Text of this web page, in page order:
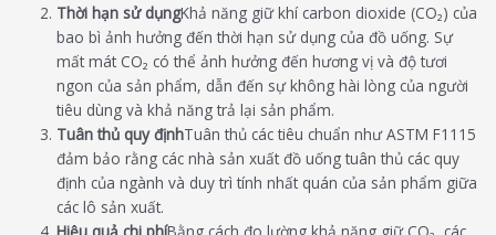
Thời hạn sử dụngKhả năng giữ khí carbon dioxide (CO₂) của
bao bì ảnh hưởng đến thời hạn sử dụng của đồ uống. Sự
mất mát CO₂ có thể ảnh hưởng đến hương vị và độ tươi
ngon của sản phẩm, dẫn đến sự không hài lòng của người
tiêu dùng và khả năng trả lại sản phẩm.
Tuân thủ quy địnhTuân thủ các tiêu chuẩn như ASTM F1115
đảm bảo rằng các nhà sản xuất đồ uống tuân thủ các quy
định của ngành và duy trì tính nhất quán của sản phẩm giữa
các lô sản xuất.
Hiệu quả chi phíBằng cách đo lường khả năng giữ CO₂, các